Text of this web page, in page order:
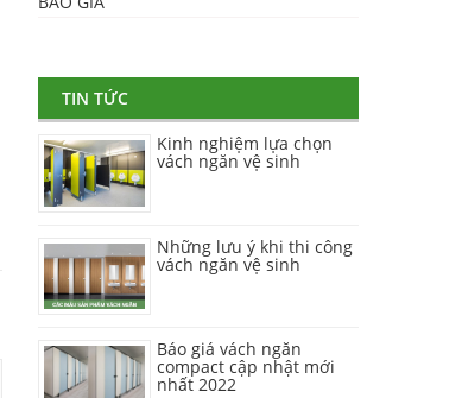
TIN TỨC
Kinh nghiệm lựa chọn
vách ngăn vệ sinh
Những lưu ý khi thi công
vách ngăn vệ sinh
Báo giá vách ngăn
compact cập nhật mới
nhất 2022